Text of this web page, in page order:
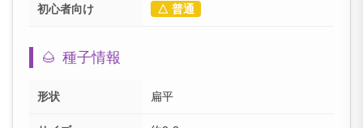
初心者向け △ 普通
🌰 種子情報
形状 扁平